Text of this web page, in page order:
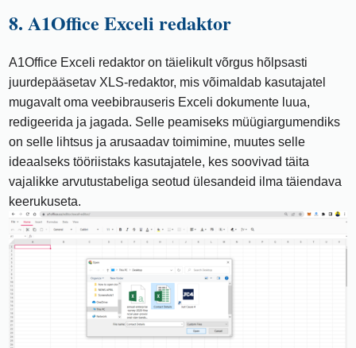
8. A1Office Exceli redaktor
A1Office Exceli redaktor on täielikult võrgus hõlpsasti
juurdepääsetav XLS-redaktor, mis võimaldab kasutajatel
mugavalt oma veebibrauseris Exceli dokumente luua,
redigeerida ja jagada. Selle peamiseks müügiargumendiks
on selle lihtsus ja arusaadav toimimine, muutes selle
ideaalseks tööriistaks kasutajatele, kes soovivad täita
vajalikke arvutustabeliga seotud ülesandeid ilma täiendava
keerukuseta.